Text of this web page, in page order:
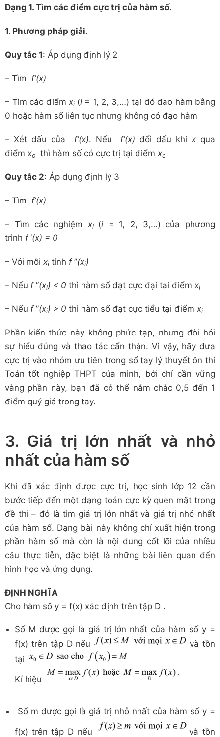
Dạng 1. Tìm các điểm cực trị của hàm số.
1. Phương pháp giải.
Quy tắc 1: Áp dụng định lý 2
– Tìm f’(x)
– Tìm các điểm xi (i= 1, 2, 3,…) tại đó đạo hàm bằng
0 hoặc hàm số liên tục nhưng không có đạo hàm
– Xét dấu của f’(x). Nếu f’(x) đổi dấu khi x qua
điểm xo thì hàm số có cực trị tại điểm xo
Quy tắc 2: Áp dụng định lý 3
– Tìm f’(x)
– Tìm các nghiệm xi (i = 1, 2, 3,…) của phương
trình f ‘(x) = 0
– Với mỗi xi tính f ”(xi)
– Nếu f ”(xi) < 0 thì hàm số đạt cực đại tại điểm xi
– Nếu f ”(xi) > 0 thì hàm số đạt cực tiểu tại điểm xi
Phần kiến thức này không phức tạp, nhưng đòi hỏi
sự hiểu đúng và thao tác cẩn thận. Vì vậy, hãy đưa
cực trị vào nhóm ưu tiên trong sổ tay lý thuyết ôn thi
Toán tốt nghiệp THPT của mình, bởi chỉ cần vững
vàng phần này, bạn đã có thể nắm chắc 0,5 đến 1
điểm quý giá trong tay.
3. Giá trị lớn nhất và nhỏ
nhất của hàm số
Khi đã xác định được cực trị, học sinh lớp 12 cần
bước tiếp đến một dạng toán cực kỳ quen mặt trong
đề thi – đó là tìm giá trị lớn nhất và giá trị nhỏ nhất
của hàm số. Dạng bài này không chỉ xuất hiện trong
phần hàm số mà còn là nội dung cốt lõi của nhiều
câu thực tiễn, đặc biệt là những bài liên quan đến
hình học và ứng dụng.
ĐỊNH NGHĨA
Cho hàm số y = f(x) xác định trên tập D .
Số M được gọi là giá trị lớn nhất của hàm số y =
f(x) trên tập D nếu
và tồn
tại
Kí hiệu
Số m được gọi là giá trị nhỏ nhất của hàm số y =
f(x) trên tập D nếu
và tồn